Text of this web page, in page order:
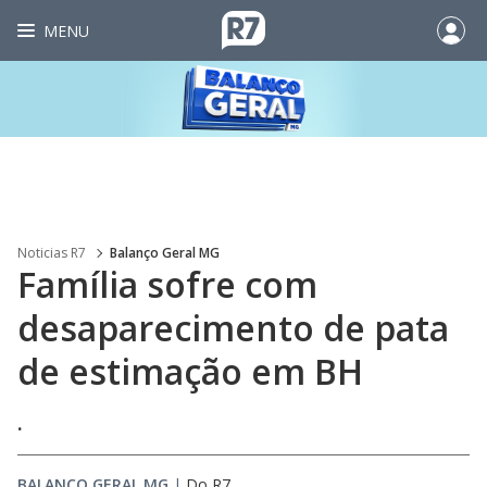
MENU
Noticias R7 Balanço Geral MG
Família sofre com
desaparecimento de pata
de estimação em BH
.